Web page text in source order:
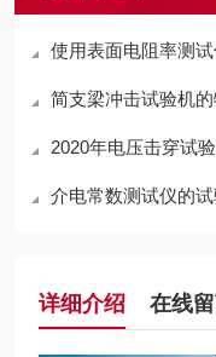
使用表面电阻率测
简支梁冲击试验机
2020年电压击穿试
介电常数测试仪的
详细介绍 在线